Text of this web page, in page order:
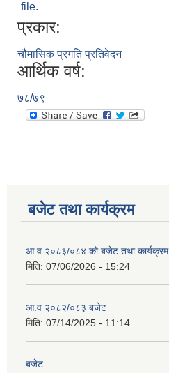
file.
प्रकार:
चौमासिक प्रगति प्रतिवेदन
आर्थिक वर्ष:
७८/७९
बजेट तथा कार्यक्रम
आ.व २०८३/०८४ को बजेट तथा कार्यक्रम
मिति: 07/06/2026 - 15:24
आ.व २०८२/०८३ बजेट
मिति: 07/14/2025 - 11:14
बजेट